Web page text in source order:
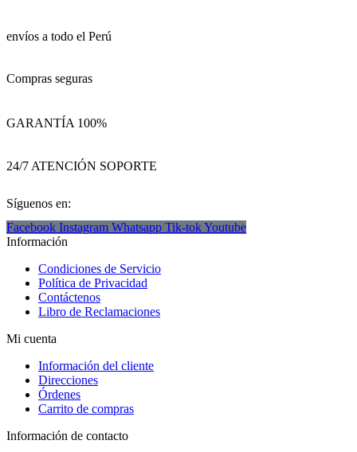
envíos a todo el Perú
Compras seguras
GARANTÍA 100%
24/7 ATENCIÓN SOPORTE
Síguenos en:
Facebook Instagram Whatsapp Tik-tokYoutube
Información
Condiciones de Servicio
Política de Privacidad
Contáctenos
Libro de Reclamaciones
Mi cuenta
Información del cliente
Direcciones
Órdenes
Carrito de compras
Información de contacto